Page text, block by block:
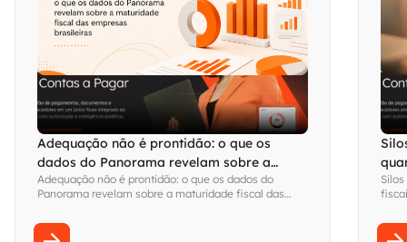
Adequação não é prontidão: o que os
dados do Panorama revelam sobre a
maturidade fiscal das empresas brasileiras
Adequação não é prontidão: o que os dados do
Panorama revelam sobre a maturidade fiscal das
sem